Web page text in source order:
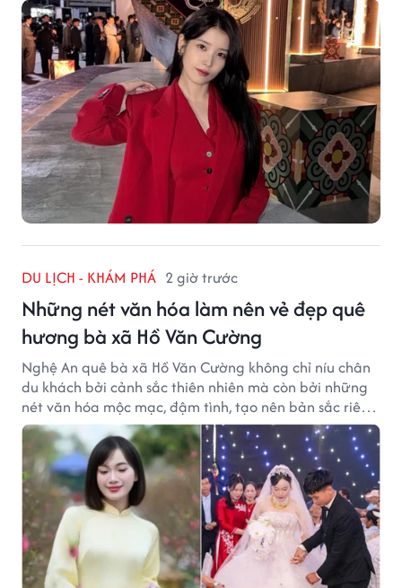
DU LỊCH - KHÁM PHÁ 2 giờ trước
Những nét văn hóa làm nên vẻ đẹp quê
hương bà xã Hồ Văn Cường
Nghệ An quê bà xã Hồ Văn Cường không chỉ níu chân
du khách bởi cảnh sắc thiên nhiên mà còn bởi những
nét văn hóa mộc mạc, đậm tình, tạo nên bản sắc riêng
của vùng đất xứ Nghệ.